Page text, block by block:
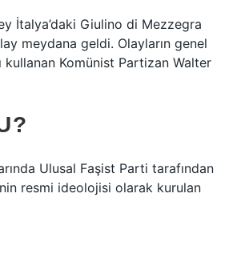
İtalya’daki Giulino di Mezzegra
meydana geldi. Olayların genel
kullanan Komünist Partizan Walter
Ulusal Faşist Parti tarafından
resmi ideolojisi olarak kurulan